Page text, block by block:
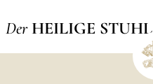
Der HEILIGE STUHL